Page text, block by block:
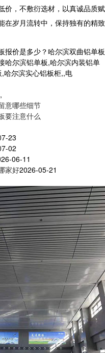
价，不敷衍选材，以真诚品质赋
在岁月流转中，保持独有的精致
报价是多少？哈尔滨双曲铝单板
哈尔滨铝单板,哈尔滨内装铝单
哈尔滨实心铝板柜,,电
,
意哪些细节
要注意什么
23
02
06-11
家好2026-05-21